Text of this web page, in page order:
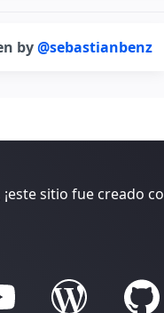
by@sebastianbenz
sitio fue creado